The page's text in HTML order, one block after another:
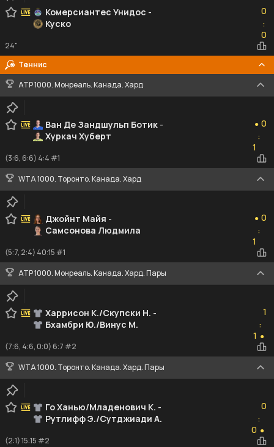
Комерсиантес Унидос -
Куско
0
:0
0
24"
Теннис
ATP 1000. Монреаль. Канада. Хард
Ван Де Зандшульп Ботик -
Хуркач Хуберт
● 0
:
1
(3:6, 6:6) 4:4 #1
WTA 1000. Торонто. Канада. Хард
Джойнт Майя -
Самсонова Людмила
● 0
:
1
(5:7, 2:4) 40:15 #1
ATP 1000. Монреаль. Канада. Хард. Пары
Харрисон К./Скупски Н. -
Бхамбри Ю./Винус М.
1
:
1 ●
(7:6, 4:6, 0:0) 6:7 #2
WTA 1000. Торонто. Канада. Хард. Пары
Го Ханью/Младенович К. -
Рутлифф Э./Сутджиади А.
0
:
0 ●
(2:1) 15:15 #2